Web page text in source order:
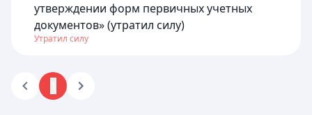
утверждении форм первичных учетных
документов» (утратил силу)
Утратил силу